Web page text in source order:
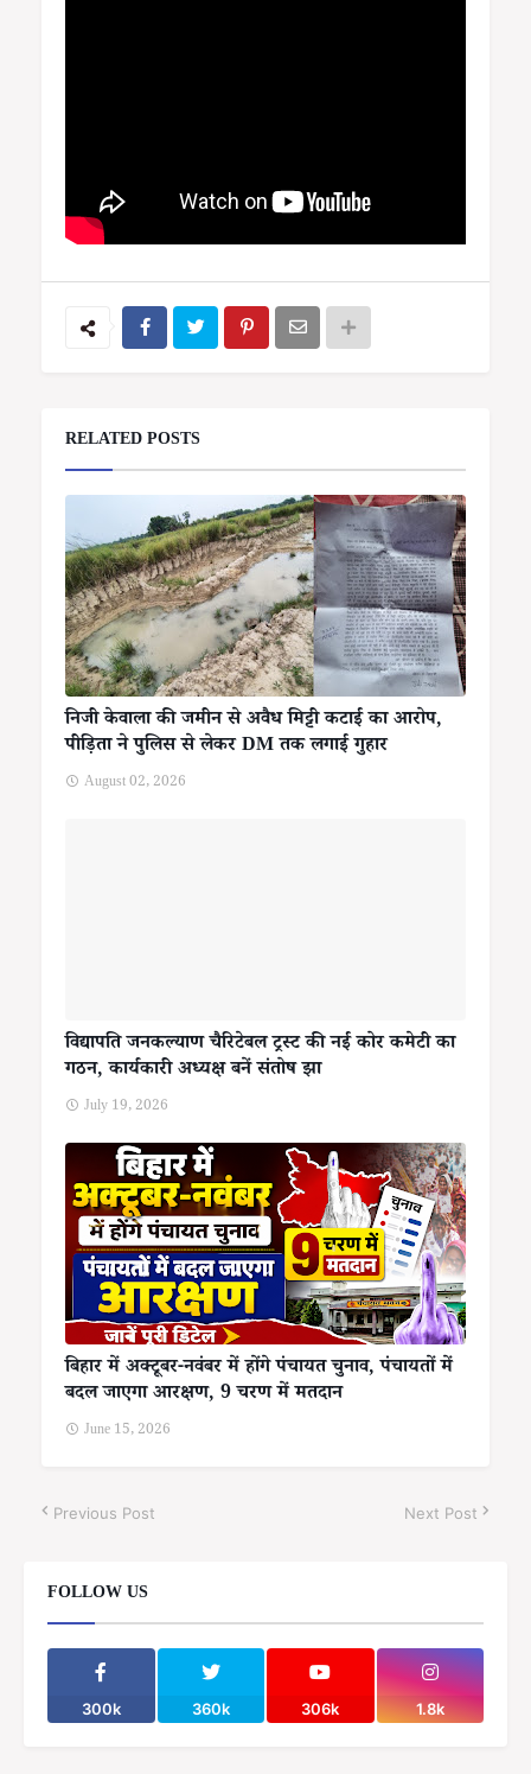
RELATED POSTS
निजी केवाला की जमीन से अवैध मिट्टी कटाई का आरोप,
पीड़िता ने पुलिस से लेकर DM तक लगाई गुहार
August 02, 2026
विद्यापति जनकल्याण चैरिटेबल ट्रस्ट की नई कोर कमेटी का
गठन, कार्यकारी अध्यक्ष बनें संतोष झा
July 19, 2026
बिहार में अक्टूबर-नवंबर में होंगे पंचायत चुनाव, पंचायतों में
बदल जाएगा आरक्षण, 9 चरण में मतदान
June 15, 2026
Previous Post Next Post
FOLLOW US
300k 360k 306k 1.8k